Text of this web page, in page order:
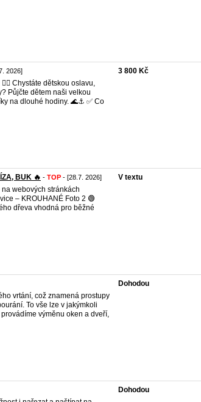
2026]
Chystáte dětskou oslavu,
Půjčte dětem naši velkou
na dlouhé hodiny. 🌊⚓ ✅ Co
3 800 Kč
BUK 🔥 - TOP - [28.7. 2026]
webových stránkách
– KROUHANÉ Foto 2 🟢
dřeva vhodná pro běžné
V textu
vrtání, což znamená prostupy
To vše lze v jakýmkoli
výměnu oken a dveří,
Dohodou
Dohodou